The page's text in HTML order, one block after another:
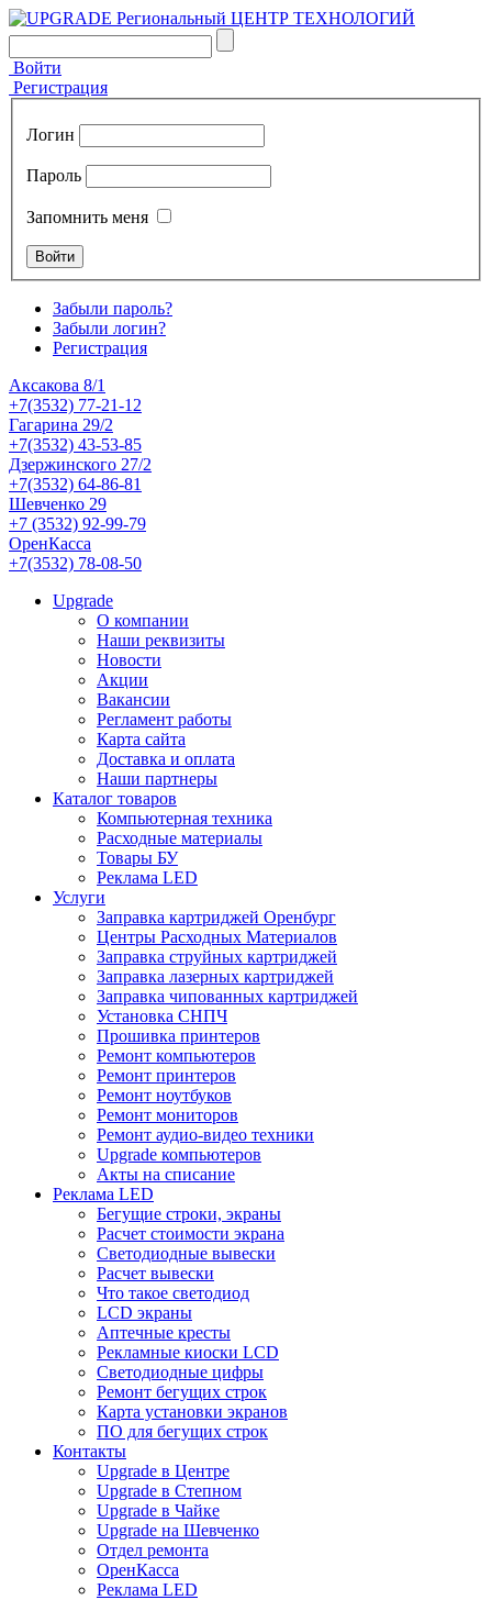
Войти
Регистрация
Логин
Пароль
Запомнить меня
Забыли пароль?
Забыли логин?
Регистрация
Аксакова 8/1
+7(3532) 77-21-12
Гагарина 29/2
+7(3532) 43-53-85
Дзержинского 27/2
+7(3532) 64-86-81
Шевченко 29
+7 (3532) 92-99-79
ОренКасса
+7(3532) 78-08-50
Upgrade
О компании
Наши реквизиты
Новости
Акции
Вакансии
Регламент работы
Карта сайта
Доставка и оплата
Наши партнеры
Каталог товаров
Компьютерная техника
Расходные материалы
Товары БУ
Реклама LED
Услуги
Заправка картриджей Оренбург
Центры Расходных Материалов
Заправка струйных картриджей
Заправка лазерных картриджей
Заправка чипованных картриджей
Установка СНПЧ
Прошивка принтеров
Ремонт компьютеров
Ремонт принтеров
Ремонт ноутбуков
Ремонт мониторов
Ремонт аудио-видео техники
Upgrade компьютеров
Акты на списание
Реклама LED
Бегущие строки, экраны
Расчет стоимости экрана
Светодиодные вывески
Расчет вывески
Что такое светодиод
LCD экраны
Аптечные кресты
Рекламные киоски LCD
Светодиодные цифры
Ремонт бегущих строк
Карта установки экранов
ПО для бегущих строк
Контакты
Upgrade в Центре
Upgrade в Степном
Upgrade в Чайке
Upgrade на Шевченко
Отдел ремонта
ОренКасса
Реклама LED